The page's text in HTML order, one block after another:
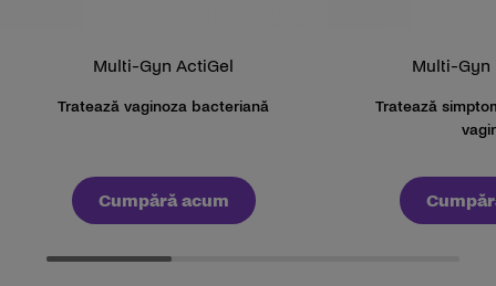
Multi-Gyn ActiGel
Tratează vaginoza bacteriană
Cumpără acum
Multi-Gyn
Tratează